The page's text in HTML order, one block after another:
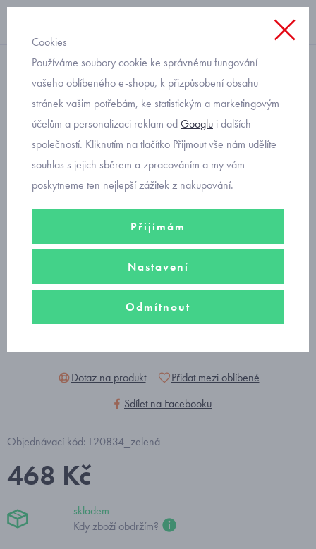
s kapucí
mikina pro miminko
Mayoral 1432
Dotaz na produkt
Přidat mezi oblíbené
Sdílet na Facebooku
Objednávací kód: L20834_zelená
468 Kč
skladem
Kdy zboží obdržím?
Cookies
Používáme soubory cookie ke správnému fungování
vašeho oblíbeného e-shopu, k přizpůsobení obsahu
stránek vašim potřebám, ke statistickým a marketingovým
účelům a personalizaci reklam odGooglu i dalších
společností. Kliknutím na tlačítko Přijmout vše nám udělíte
souhlas s jejich sběrem a zpracováním a my vám
poskytneme ten nejlepší zážitek z nakupování.
Přijímám
Nastavení
Odmítnout